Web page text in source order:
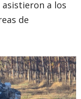
a los
de